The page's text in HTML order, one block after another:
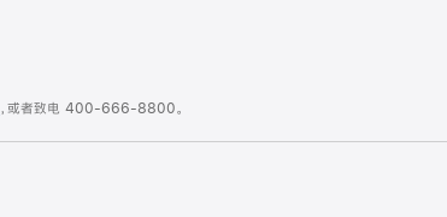
，或者致电 400-666-8800。